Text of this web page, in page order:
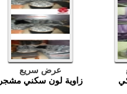
عرض سريع
زاوية لون سكني مشجر